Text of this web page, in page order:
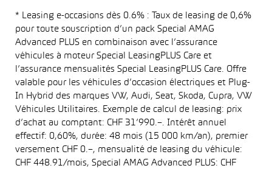
* Leasing e-occasions dès 0.6% : Taux de leasing de 0,6%
pour toute souscription d’un pack Special AMAG
Advanced PLUS en combinaison avec l’assurance
véhicules à moteur Special LeasingPLUS Care et
l’assurance mensualités Special LeasingPLUS Care. Offre
valable pour les véhicules d’occasion électriques et Plug-
In Hybrid des marques VW, Audi, Seat, Skoda, Cupra, VW
Véhicules Utilitaires. Exemple de calcul de leasing: prix
d’achat au comptant: CHF 31’990.–. Intérêt annuel
effectif: 0,60%, durée: 48 mois (15 000 km/an), premier
versement CHF 0.–, mensualité de leasing du véhicule:
CHF 448.91/mois, Special AMAG Advanced PLUS: CHF